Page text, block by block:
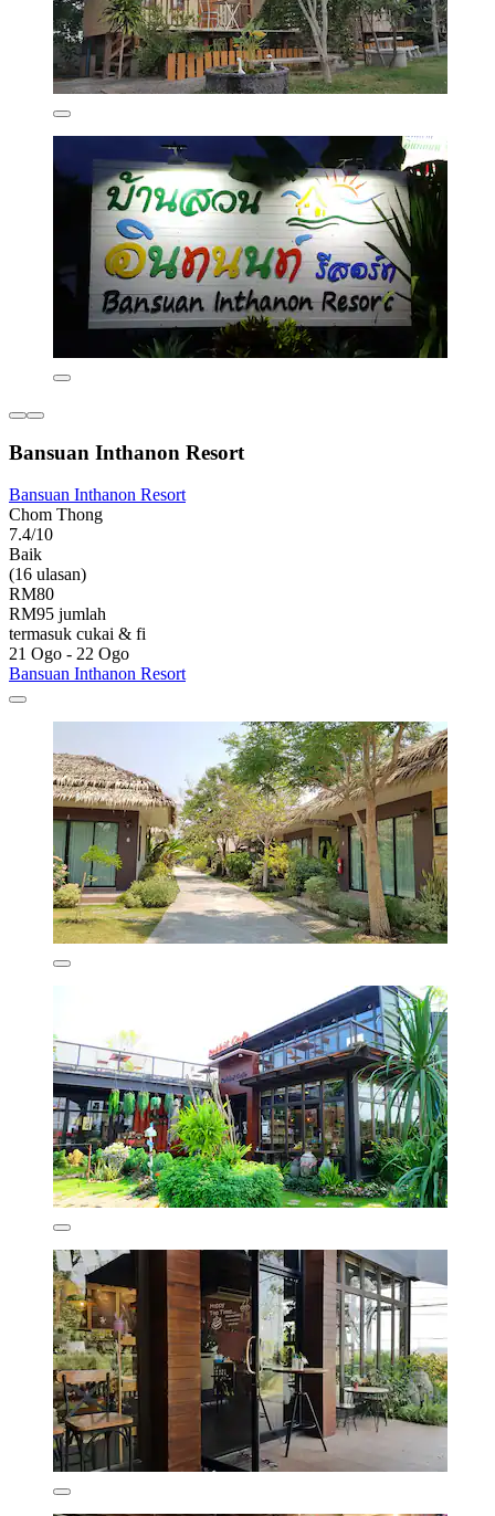
Bansuan Inthanon Resort
Bansuan Inthanon Resort
Chom Thong
7.4/10
Baik
(16 ulasan)
RM80
RM95 jumlah
termasuk cukai & fi
21 Ogo - 22 Ogo
Bansuan Inthanon Resort